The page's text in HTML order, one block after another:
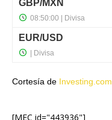
Cortesía de Investing.com
[MEC id="443936"]